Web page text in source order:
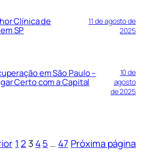
Clínica de
SP
11 de agosto de
2025
em São Paulo –
Certo com a Capital
10 de
agosto
de 2025
1 2 3 45 … 47 Próxima página